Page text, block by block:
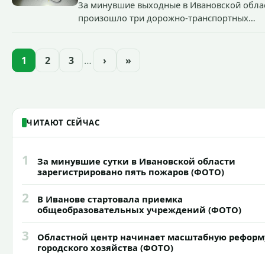
За минувшие выходные в Ивановской
произошло три дорожно-транспортных
1 2 3 … › »
ЧИТАЮТ СЕЙЧАС
1
За минувшие сутки в Ивановской области
зарегистрировано пять пожаров (ФОТО)
2
В Иванове стартовала приемка
общеобразовательных учреждений (ФОТО)
3
Областной центр начинает масштабную
городского хозяйства (ФОТО)